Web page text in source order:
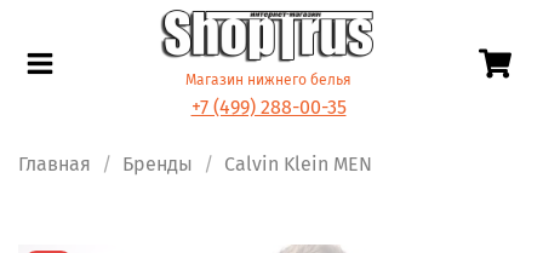
Магазин нижнего белья
+7 (499) 288-00-35
Главная Бренды Calvin Klein MEN